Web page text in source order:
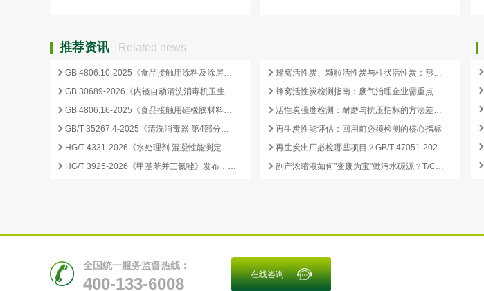
推荐资讯 Related news
GB 4806.10-2025《食品接触用涂料及涂层》标准核心变化解析
GB 30689-2026《内镜自动清洗消毒机卫生要求》解读与检测合规要点
GB 4806.16-2025《食品接触用硅橡胶材料及制品》标准解析
GB/T 35267.4-2025《清洗消毒器 第4部分：内镜清洗消毒器》标准解读与检测项目清单
HG/T 4331-2026《水处理剂 混凝性能测定方法》发布，2026 年 12 月 1 日起实施
HG/T 3925-2026《甲基苯并三氮唑》发布，2026 年 12 月 1 日起实施
蜂窝活性炭、颗粒活性炭与柱状活性炭：形态差异与检测重点对照
蜂窝活性炭检测指南：废气治理企业需重点关注的5项核心指标
活性炭强度检测：耐磨与抗压指标的方法差异及验收意义
再生炭性能评估：回用前必须检测的核心指标
再生炭出厂必检哪些项目？GB/T 47051-2026 再生活性炭检测清单这样列
副产浓缩液如何"变废为宝"做污水碳源？T/CCEIA 0006-2026 核心解读
全国统一服务监督热线：
400-133-6008 在线咨询